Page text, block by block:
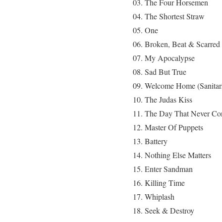
03. The Four Horsemen
04. The Shortest Straw
05. One
06. Broken, Beat & Scarred
07. My Apocalypse
08. Sad But True
09. Welcome Home
10. The Judas Kiss
11. The Day That Never
12. Master Of Puppets
13. Battery
14. Nothing Else Matters
15. Enter Sandman
16. Killing Time
17. Whiplash
18. Seek & Destroy